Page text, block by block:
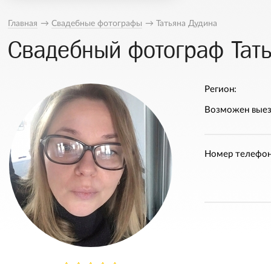
Главная → Свадебные фотографы → Татьяна Дудина
Свадебный фотограф
Регион:
Возможен
Номер